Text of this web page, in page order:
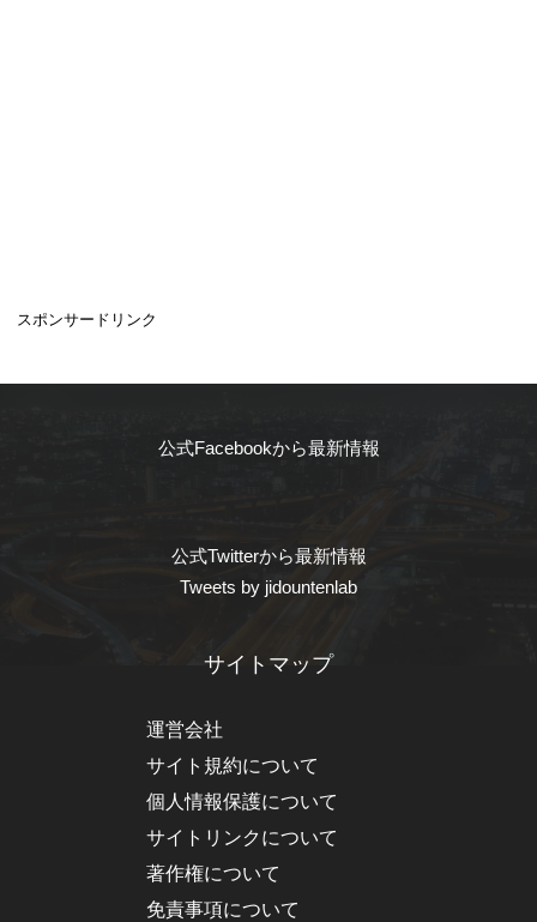
スポンサードリンク
公式Facebookから最新情報
公式Twitterから最新情報
Tweets by jidountenlab
サイトマップ
運営会社
サイト規約について
個人情報保護について
サイトリンクについて
著作権について
免責事項について